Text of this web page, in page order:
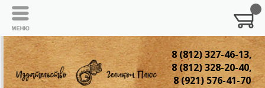
8 (812) 327-46-13,
8 (812) 328-20-40,
8 (921) 576-41-70